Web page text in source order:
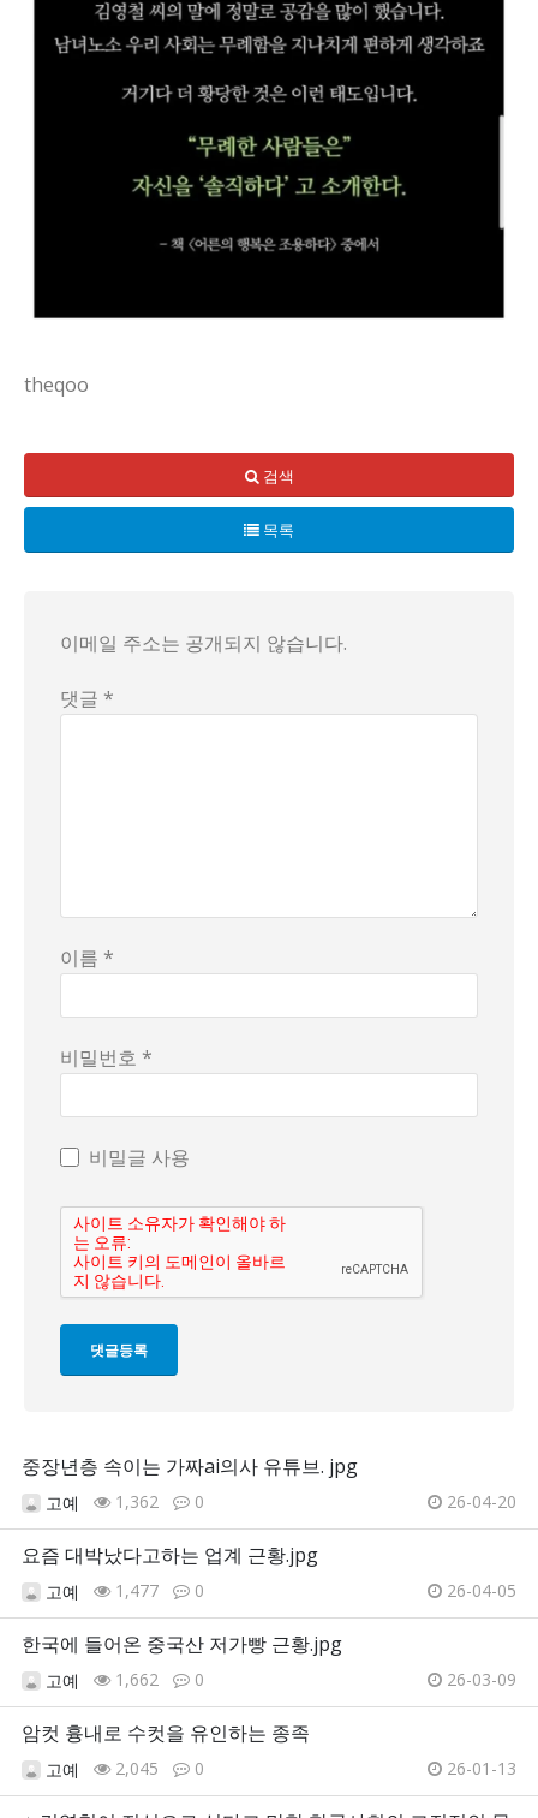
theqoo
사실 이런 분위기엔 뭔가 숨은 단서가 숨어 있는 것 같아.
결국 이 문제가 단순한 에피소드가 아니라 우리 사회의 습
검색
목록
이메일 주소는 공개되지 않습니다.
댓글 *
이름 *
비밀번호 *
비밀글 사용
중장년층 속이는 가짜ai의사 유튜브. jpg
고예 1,362 0 26-04-20
요즘 대박났다고하는 업계 근황.jpg
고예 1,477 0 26-04-05
한국에 들어온 중국산 저가빵 근황.jpg
고예 1,662 0 26-03-09
암컷 흉내로 수컷을 유인하는 종족
고예 2,045 0 26-01-13